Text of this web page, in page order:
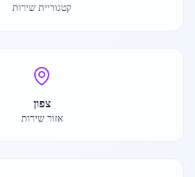
קטגוריית שירות
צפון
אזור שירות